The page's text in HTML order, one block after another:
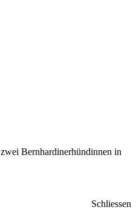
Bernhardinerhündinnen in
Schliessen